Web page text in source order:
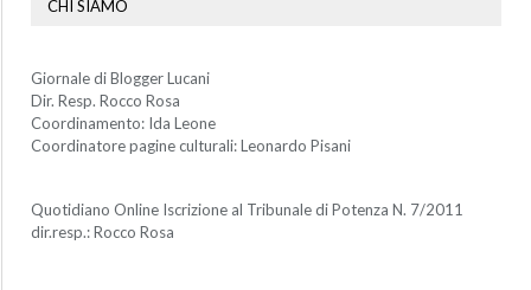
CHI SIAMO
Giornale di Blogger Lucani
Dir. Resp. Rocco Rosa
Coordinamento: Ida Leone
Coordinatore pagine culturali: Leonardo Pisani
Quotidiano Online Iscrizione al Tribunale di Potenza N. 7/2011
dir.resp.: Rocco Rosa